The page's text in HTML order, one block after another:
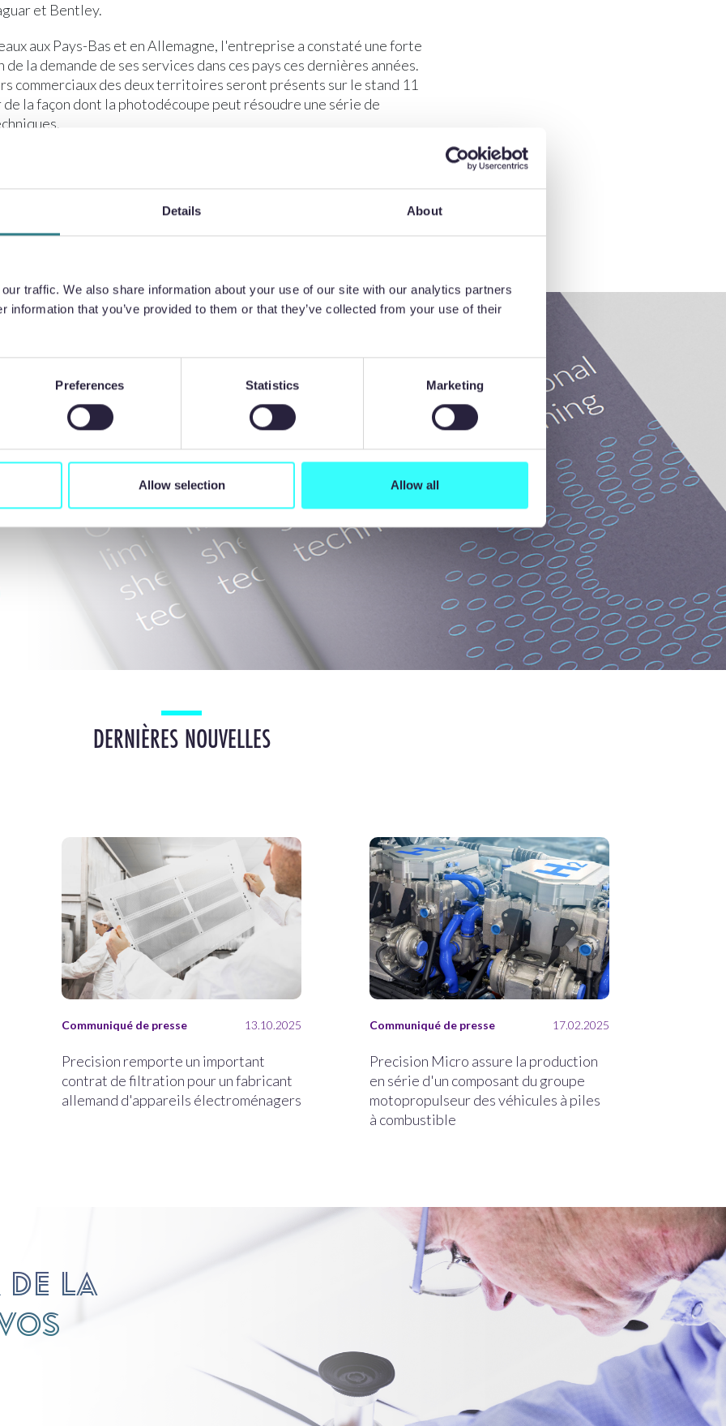
Details About
traffic. We also share information about your use of our site with our analytics partners
information that you’ve provided to them or that they’ve collected from your use of their
Preferences Statistics Marketing
Allow selection Allow all
et Bentley.
aux Pays-Bas et en Allemagne, l'entreprise a constaté une forte
la demande de ses services dans ces pays ces dernières années.
commerciaux des deux territoires seront présents sur le stand 11
la façon dont la photodécoupe peut résoudre une série de
RETOUR À LA LISTE DES ACTUALITÉS
apporter
de coûts et des
DERNIÈRES NOUVELLES
Communiqué de presse 13.10.2025
Precision remporte un important
contrat de filtration pour un fabricant
allemand d'appareils électroménagers
Communiqué de presse 17.02.2025
Precision Micro assure la production
en série d'un composant du groupe
motopropulseur des véhicules à piles
à combustible
la